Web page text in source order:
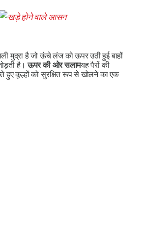
मुद्रा है जो ऊंचे लंज को ऊपर उठी हुई बाहों
है।ऊपर की ओर सलामयह पैरों की
हुए कूल्हों को सुरक्षित रूप से खोलने का एक